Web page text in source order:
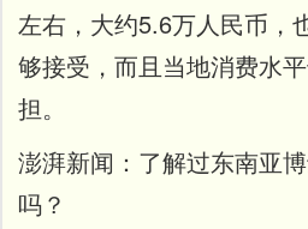
左右，大约5.6万人民币，
够接受，而且当地消费水
担。
澎湃新闻： 了解过东南亚
吗？